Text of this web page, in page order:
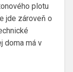
plotu
jde zároveň o
doma má v